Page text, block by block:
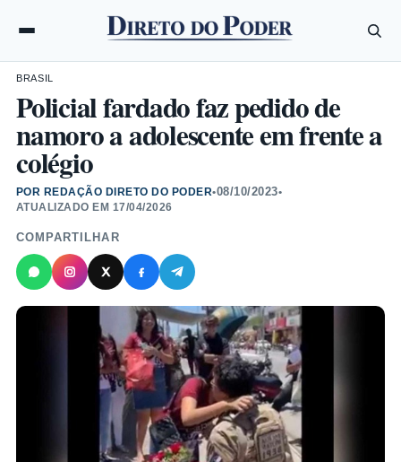
BRASIL
Policial fardado faz pedido de
namoro a adolescente em frente a
colégio
POR REDAÇÃO DIRETO DO PODER•08/10/2023•
ATUALIZADO EM 17/04/2026
COMPARTILHAR